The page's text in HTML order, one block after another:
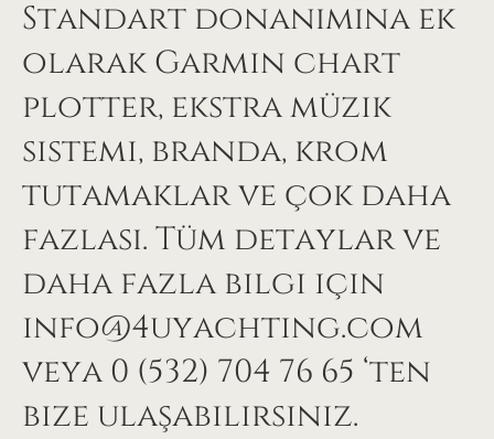
Standart donanımına ek
olarak Garmin chart
plotter, ekstra müzik
sistemi, branda, krom
tutamaklar ve çok daha
fazlası. Tüm detaylar ve
daha fazla bilgi için
info@4uyachting.com
veya 0 (532) 704 76 65 ‘ten
bize ulaşabilirsiniz.